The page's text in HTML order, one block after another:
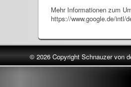
Mehr Informationen zum
https://www.google.de/intl/
© 2026 Copyright Schnauzer von